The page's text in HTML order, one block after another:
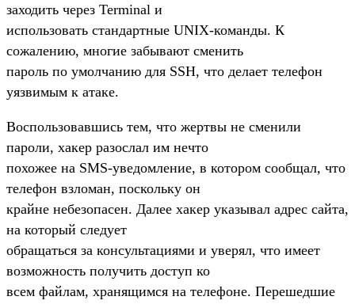
заходить через Terminal и
использовать стандартные UNIX-команды. К
сожалению, многие забывают сменить
пароль по умолчанию для SSH, что делает телефон
уязвимым к атаке.
Воспользовавшись тем, что жертвы не сменили
пароли, хакер разослал им нечто
похожее на SMS-уведомление, в котором сообщал, что
телефон взломан, поскольку он
крайне небезопасен. Далее хакер указывал адрес сайта,
на который следует
обращаться за консультациями и уверял, что имеет
возможность получить доступ ко
всем файлам, хранящимся на телефоне. Перешедшие